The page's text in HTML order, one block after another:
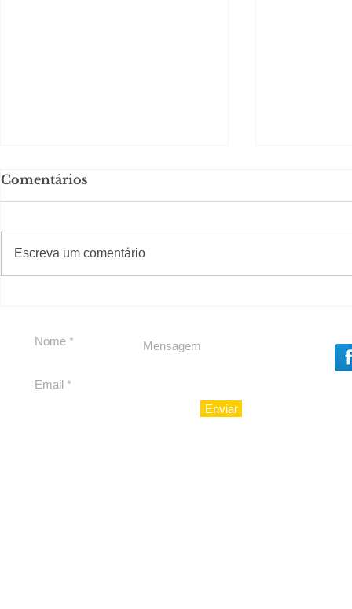
para São Paulo
Comentários
Escreva um comentário
#Sugestões
Enviar